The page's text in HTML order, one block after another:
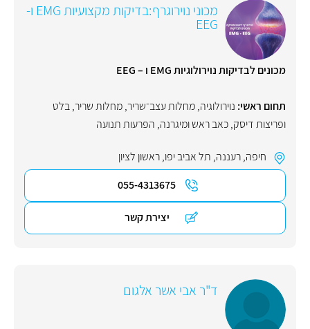
מכוני נוירוגרף:בדיקות מקצועיות EMG ו-
EEG
מכונים לבדיקות נוירולוגיות EMG ו – EEG
תחום ראשי: נוירולוגיה,מחלות עצב־שריר,מחלות שריר,בלט
ופריצות דיסק,כאב ראש ומיגרנה, הפרעות תנועה
חיפה,רעננה, תל אביב יפו,ראשון לציון
055-4313675
יצירת קשר
ד"ר אבי אשר אלגום